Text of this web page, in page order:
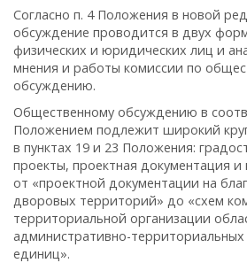
Согласно п. 4 Положения в новой
обсуждение проводится в двух
физических и юридических лиц и
мнения и работы комиссии по
обсуждению.
Общественному обсуждению в
Положением подлежит широкий
в пунктах 19 и 23 Положения:
проекты, проектная документация
от «проектной документации на
дворовых территорий» до «схем
территориальной организации
административно-
единиц».